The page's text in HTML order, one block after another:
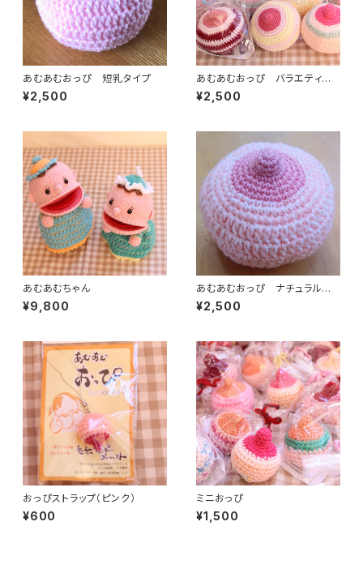
あむあむおっぴ 短乳タイプ
¥2,500
あむあむおっぴ バラエティカラ
ー
¥2,500
あむあむちゃん
¥9,800
あむあむおっぴ ナチュラルピ
ンク（定番）
¥2,500
おっぴストラップ（ピンク）
¥600
ミニおっぴ
¥1,500